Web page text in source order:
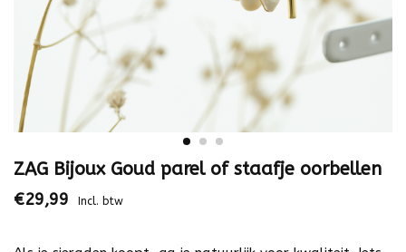
ZAG Bijoux Goud parel of staafje oorbellen
€29,99 Incl. btw